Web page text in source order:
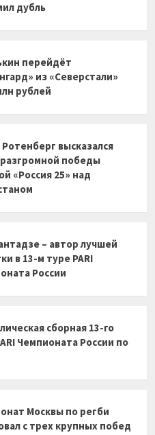
дубль
перейдёт
из «Северстали»
рублей
высказался
победы
«Россия 25» над
– автор лучшей
в 13-м туре PARI
России
сборная 13-го
Чемпионата России по
Москвы по регби
с трех крупных побед